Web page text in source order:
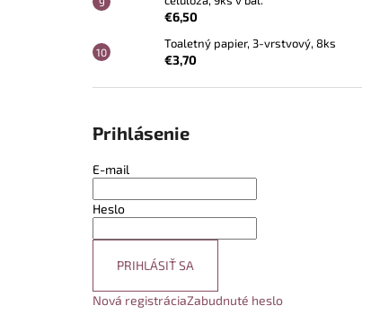
€6,50
Toaletný papier, 3-vrstvový, 8ks
€3,70
Prihlásenie
E-mail
Heslo
PRIHLÁSIŤ SA
Nová registráciaZabudnuté heslo